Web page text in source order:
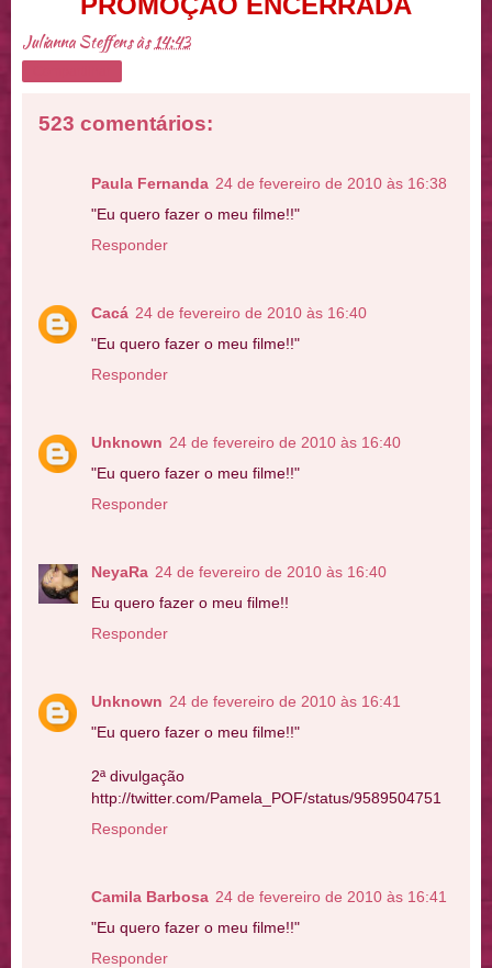
Julianna Steffensàs14:43
523 comentários:
Paula Fernanda 24 de fevereiro de 2010 às 16:38
"Eu quero fazer o meu filme!!"
Responder
Cacá 24 de fevereiro de 2010 às 16:40
"Eu quero fazer o meu filme!!"
Responder
Unknown 24 de fevereiro de 2010 às 16:40
"Eu quero fazer o meu filme!!"
Responder
NeyaRa 24 de fevereiro de 2010 às 16:40
Eu quero fazer o meu filme!!
Responder
Unknown 24 de fevereiro de 2010 às 16:41
"Eu quero fazer o meu filme!!"
2ª divulgação
http://twitter.com/Pamela_POF/status/9589504751
Responder
Camila Barbosa 24 de fevereiro de 2010 às 16:41
"Eu quero fazer o meu filme!!"
Responder